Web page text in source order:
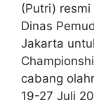
(Putri)
Dinas
Jakarta
cabang
19-27 Juli